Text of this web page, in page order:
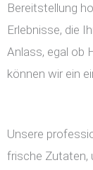
Bereitstellung
Erlebnisse, die
Anlass, egal ob
können wir ein
Unsere
frische Zutaten,